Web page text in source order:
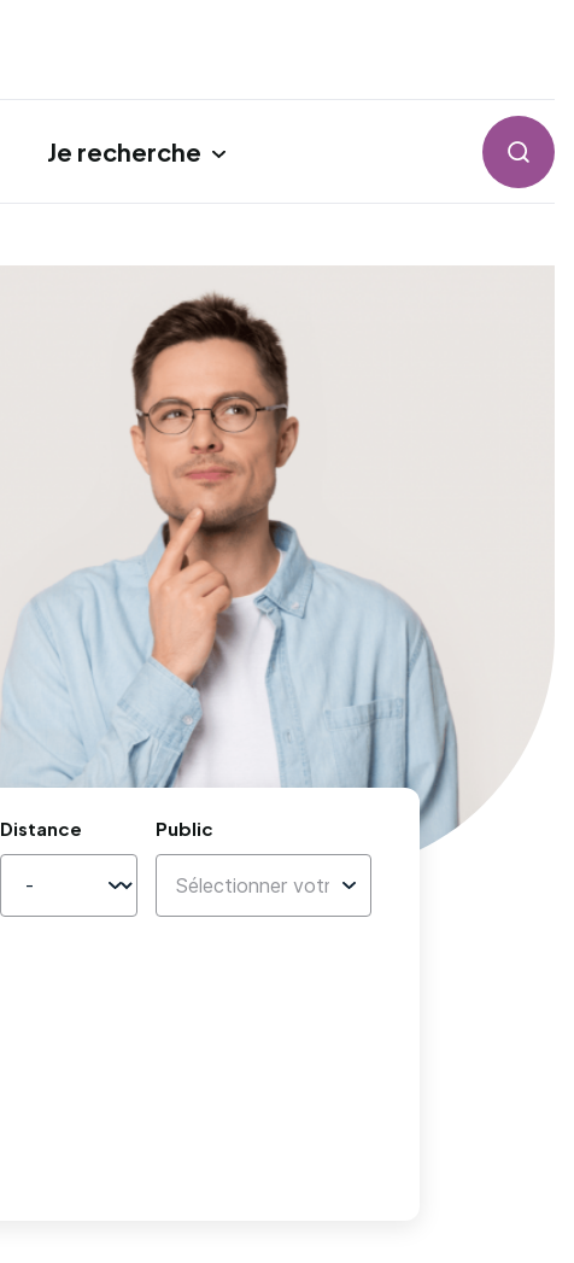
Je recherche
Distance Public